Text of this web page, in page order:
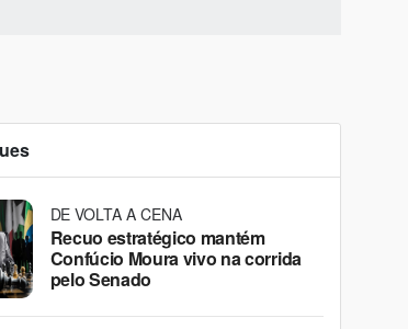
DE VOLTA A CENA
Recuo estratégico mantém
Confúcio Moura vivo na corrida
pelo Senado